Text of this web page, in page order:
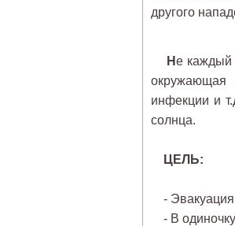
другого
Не каждый
окружающая
инфекции и
солнца.
ЦЕЛЬ:
- Эвакуация
- В